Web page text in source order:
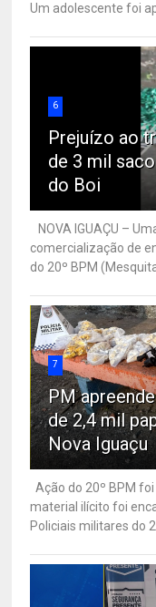
Um adolescente foi
6
Prejuízo ao
de 3 mil
do Boi
NOVA IGUAÇU –
comercialização de
do 20º BPM
7
PM
de 2,4 mil
Nova Iguaçu
Ação do 20º BPM
material ilícito foi
Policiais militares do